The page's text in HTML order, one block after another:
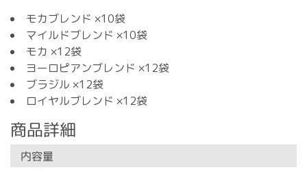
モカブレンド ×10袋
マイルドブレンド ×10袋
モカ ×12袋
ヨーロピアンブレンド ×12袋
ブラジル ×12袋
ロイヤルブレンド ×12袋
商品詳細
内容量